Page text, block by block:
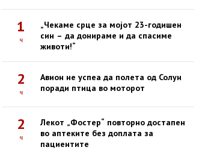
1
ч
„Чекаме срце за мојот 23-годишен
син – да донираме и да спасиме
животи!“
2
ч
Авион не успеа да полета од Солун
поради птица во моторот
2
ч
Лекот „Фостер“ повторно достапен
во аптеките без доплата за
пациентите